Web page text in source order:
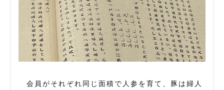
会員がそれぞれ同じ面積で人参を育て、豚は婦人